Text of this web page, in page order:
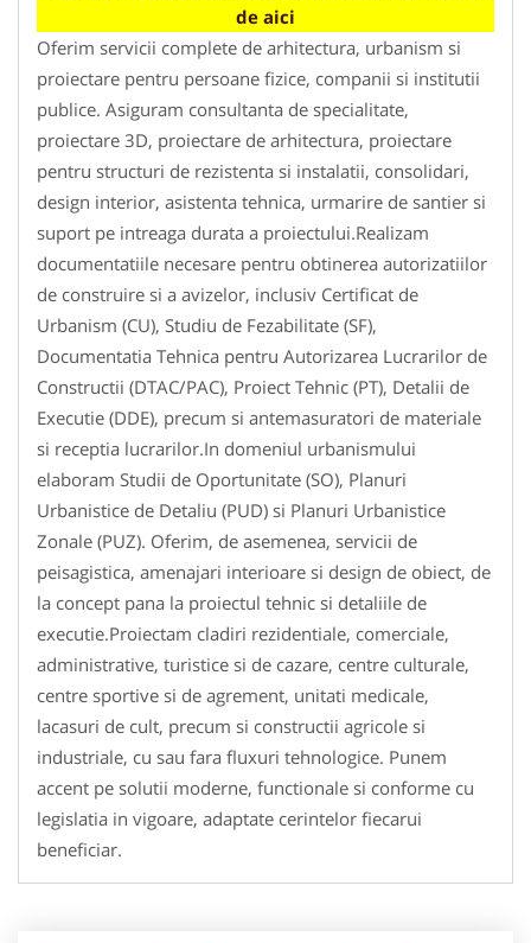
de aici
Oferim servicii complete de arhitectura, urbanism si
proiectare pentru persoane fizice, companii si institutii
publice. Asiguram consultanta de specialitate,
proiectare 3D, proiectare de arhitectura, proiectare
pentru structuri de rezistenta si instalatii, consolidari,
design interior, asistenta tehnica, urmarire de santier si
suport pe intreaga durata a proiectului.Realizam
documentatiile necesare pentru obtinerea autorizatiilor
de construire si a avizelor, inclusiv Certificat de
Urbanism (CU), Studiu de Fezabilitate (SF),
Documentatia Tehnica pentru Autorizarea Lucrarilor de
Constructii (DTAC/PAC), Proiect Tehnic (PT), Detalii de
Executie (DDE), precum si antemasuratori de materiale
si receptia lucrarilor.In domeniul urbanismului
elaboram Studii de Oportunitate (SO), Planuri
Urbanistice de Detaliu (PUD) si Planuri Urbanistice
Zonale (PUZ). Oferim, de asemenea, servicii de
peisagistica, amenajari interioare si design de obiect, de
la concept pana la proiectul tehnic si detaliile de
executie.Proiectam cladiri rezidentiale, comerciale,
administrative, turistice si de cazare, centre culturale,
centre sportive si de agrement, unitati medicale,
lacasuri de cult, precum si constructii agricole si
industriale, cu sau fara fluxuri tehnologice. Punem
accent pe solutii moderne, functionale si conforme cu
legislatia in vigoare, adaptate cerintelor fiecarui
beneficiar.